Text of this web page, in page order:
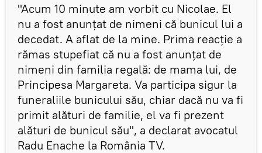
"Acum 10 minute am vorbit cu Nicolae. El
nu a fost anunţat de nimeni că bunicul lui a
decedat. A aflat de la mine. Prima reacţie a
rămas stupefiat că nu a fost anunţat de
nimeni din familia regală: de mama lui, de
Principesa Margareta. Va participa sigur la
funeraliile bunicului său, chiar dacă nu va fi
primit alături de familie, el va fi prezent
alături de bunicul său", a declarat avocatul
Radu Enache la România TV.